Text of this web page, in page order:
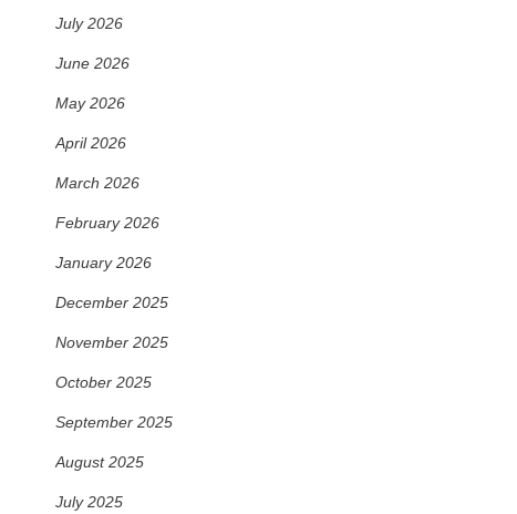
July 2026
June 2026
May 2026
April 2026
March 2026
February 2026
January 2026
December 2025
November 2025
October 2025
September 2025
August 2025
July 2025